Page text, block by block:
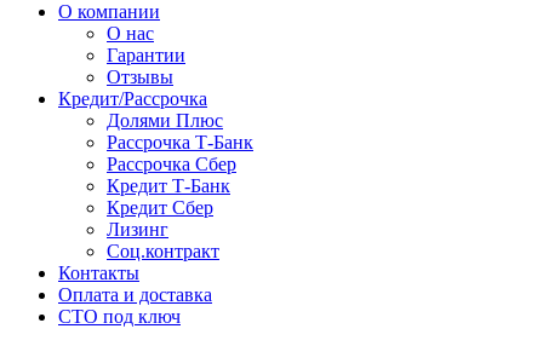
О компании
О нас
Гарантии
Отзывы
Кредит/Рассрочка
Долями Плюс
Рассрочка Т-Банк
Рассрочка Сбер
Кредит Т-Банк
Кредит Сбер
Лизинг
Соц.контракт
Контакты
Оплата и доставка
СТО под ключ